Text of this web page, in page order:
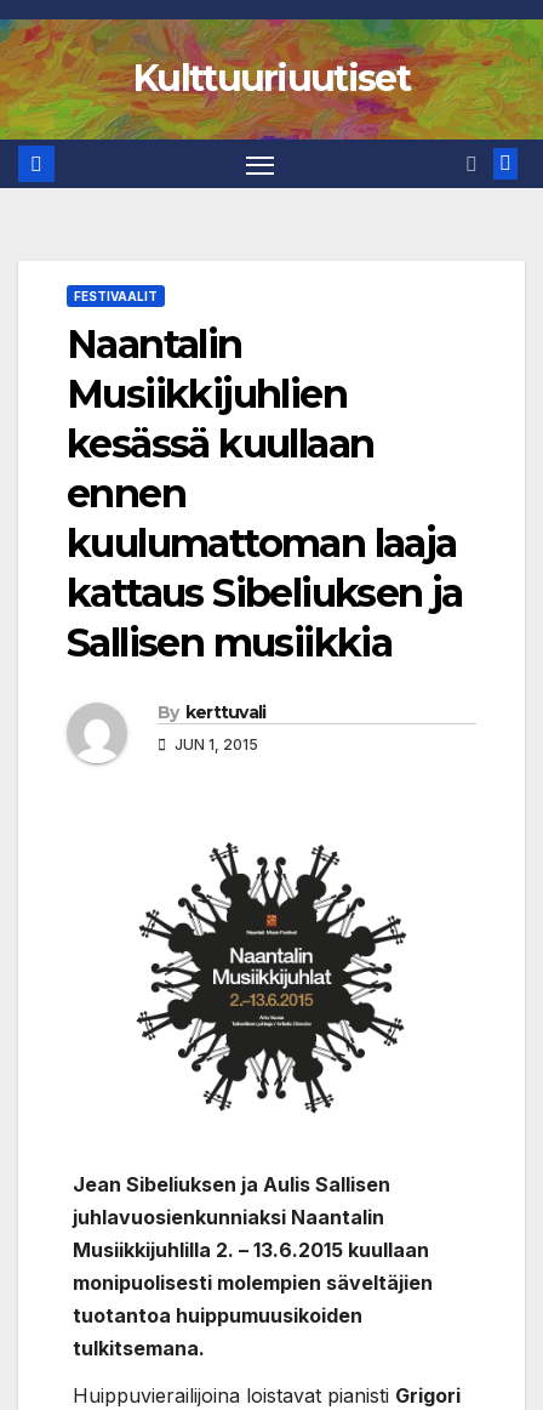
Skip
to
content
Kulttuuriuutiset
FESTIVAALIT
Naantalin
Musiikkijuhlien
kesässä kuullaan
ennen
kuulumattoman laaja
kattaus Sibeliuksen ja
Sallisen musiikkia
By kerttuvali
JUN 1, 2015
Jean Sibeliuksen ja Aulis Sallisen
juhlavuosienkunniaksi Naantalin
Musiikkijuhlilla 2. – 13.6.2015 kuullaan
monipuolisesti molempien säveltäjien
tuotantoa huippumuusikoiden
tulkitsemana.
Huippuvierailijoina loistavat pianisti Grigori